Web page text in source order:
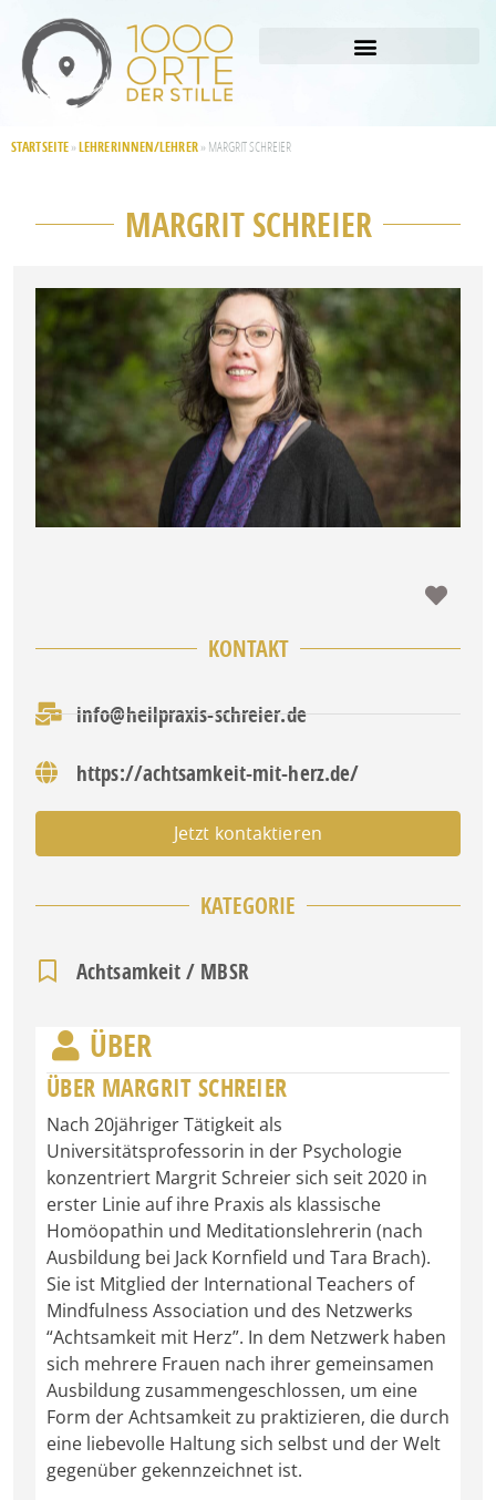
STARTSEITE » LEHRERINNEN/LEHRER» MARGRIT SCHREIER
MARGRIT SCHREIER
KONTAKT
info@heilpraxis-schreier.de
https://achtsamkeit-mit-herz.de/
Jetzt kontaktieren
KATEGORIE
Achtsamkeit / MBSR
ÜBER
ÜBER MARGRIT SCHREIER
Nach 20jähriger Tätigkeit als
Universitätsprofessorin in der Psychologie
konzentriert Margrit Schreier sich seit 2020 in
erster Linie auf ihre Praxis als klassische
Homöopathin und Meditationslehrerin (nach
Ausbildung bei Jack Kornfield und Tara Brach).
Sie ist Mitglied der International Teachers of
Mindfulness Association und des Netzwerks
“Achtsamkeit mit Herz”. In dem Netzwerk haben
sich mehrere Frauen nach ihrer gemeinsamen
Ausbildung zusammengeschlossen, um eine
Form der Achtsamkeit zu praktizieren, die durch
eine liebevolle Haltung sich selbst und der Welt
gegenüber gekennzeichnet ist.